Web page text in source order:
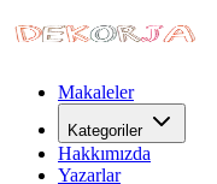
Makaleler
Kategoriler
Hakkımızda
Yazarlar